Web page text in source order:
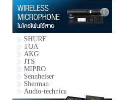
SHURE
TOA
AKG
JTS
MIPRO
Sennheiser
Sherman
Audio-technica